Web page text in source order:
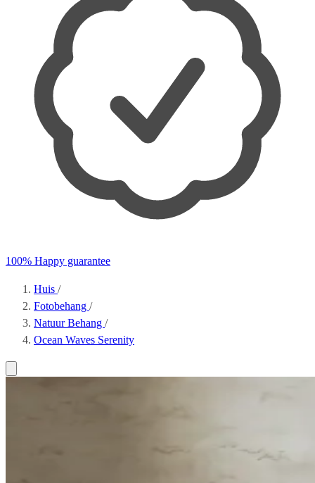
100% Happy guarantee
Huis /
Fotobehang /
Natuur Behang /
Ocean Waves Serenity